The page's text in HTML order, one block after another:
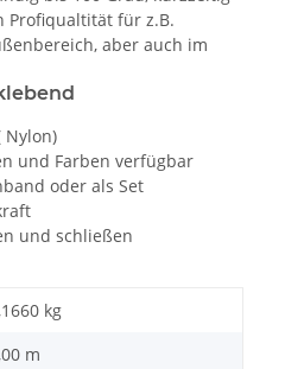
Profiqualtität für z.B.
aber auch im
Nylon)
und Farben verfügbar
oder als Set
und schließen
kg
m